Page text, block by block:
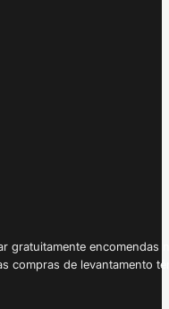
gratuitamente
compras de levantamento